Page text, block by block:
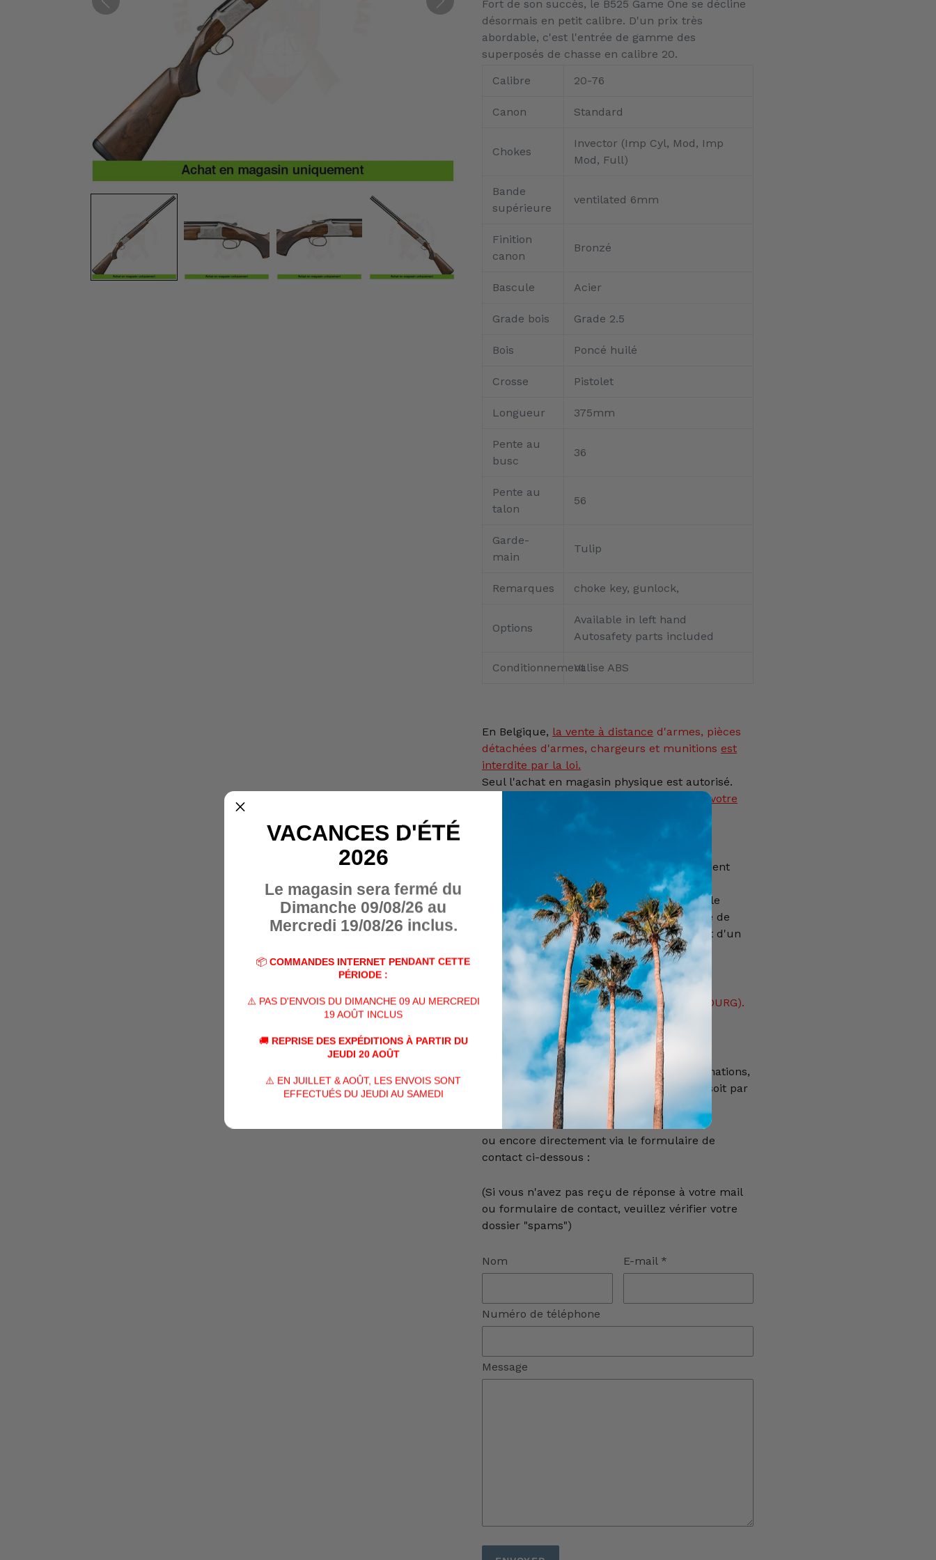
produit
à
votre
Fort de son succès, le B525 Game One se décline
désormais en petit calibre. D'un prix très
abordable, c'est l'entrée de gamme des
superposés de chasse en calibre 20.
Calibre
20-76
Canon Standard
Chokes
Invector (Imp Cyl, Mod, Imp
Mod, Full)
Bande
supérieure
ventilated 6mm
Finition
canon
Bronzé
Bascule Acier
Grade bois Grade 2.5
Bois Poncé huilé
Crosse Pistolet
Longueur 375mm
Pente au
busc
36
Pente au
talon
56
Garde-
main
Tulip
Remarques choke key, gunlock,
Options
Available in left hand
Autosafety parts included
ConditionnementValise ABS
En Belgique, la vente à distance d'armes, pièces
détachées d'armes, chargeurs et munitions est
interdite par la loi.
Seul l'achat en magasin physique est autorisé.
Cet article ne peut donc pas être ajouté à votre
De plus, cet article, réservé aux personnes
majeures de + de 18 ans, nécessite également
d'être titulaire, soit d'une autorisation de
détention modèle 4 en ordre, délivrée par le
Gouverneur de Province, soit d'une licence de
tireur sportif correspondante en ordre, soit d'un
permis de chasse, également en ordre.
VENTE POSSIBLE UNIQUEMENT POUR LE
BENELUX (BELGIQUE, PAYS-BAS, LUXEMBOURG).
AUCUNE AUTRE EXPORTATION (FRANCE,
ALLEMAGNE, ...)
Veuillez nous contacter pour plus d'informations,
soit par téléphone au +32 (0) 69 22 49 42, soit par
mail à info@billau.be,
ou encore directement via le formulaire de
contact ci-dessous :
(Si vous n'avez pas reçu de réponse à votre mail
ou formulaire de contact, veuillez vérifier votre
dossier "spams")
Nom E-mail *
Numéro de téléphone
Message
VACANCES D'ÉTÉ
2026
Le magasin sera fermé du
Dimanche 09/08/26 au
Mercredi 19/08/26 inclus.
📦 COMMANDES INTERNET PENDANT CETTE
PÉRIODE :
⚠️ PAS D'ENVOIS DU DIMANCHE 09 AU MERCREDI
19 AOÛT INCLUS
🚚 REPRISE DES EXPÉDITIONS À PARTIR DU
JEUDI 20 AOÛT
⚠️ EN JUILLET & AOÛT, LES ENVOIS SONT
EFFECTUÉS DU JEUDI AU SAMEDI